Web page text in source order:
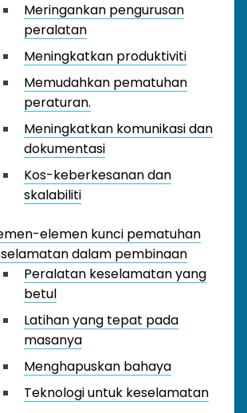
Meringankan pengurusan
peralatan
Meningkatkan produktiviti
Memudahkan pematuhan
peraturan.
Meningkatkan komunikasi dan
dokumentasi
Kos-keberkesanan dan
skalabiliti
elemen kunci pematuhan
dalam pembinaan
Peralatan keselamatan yang
betul
Latihan yang tepat pada
masanya
Menghapuskan bahaya
Teknologi untuk keselamatan